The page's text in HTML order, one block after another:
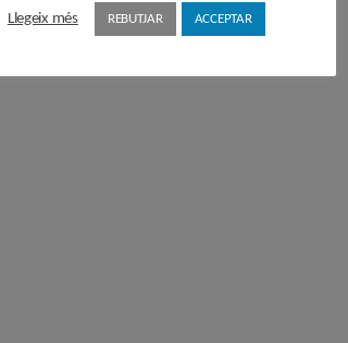
Llegeix més REBUTJAR ACCEPTAR